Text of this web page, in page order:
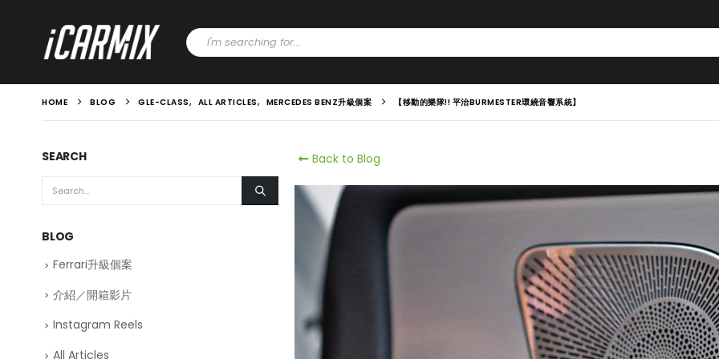
HOME BLOG GLE-CLASS, ALL ARTICLES, MERCEDES BENZ升級個案 【移動的樂隊!! 平治BURMESTER環繞音響系統】
Back to Blog
SEARCH
BLOG
Ferrari升級個案
介紹／開箱影片
Instagram Reels
All Articles